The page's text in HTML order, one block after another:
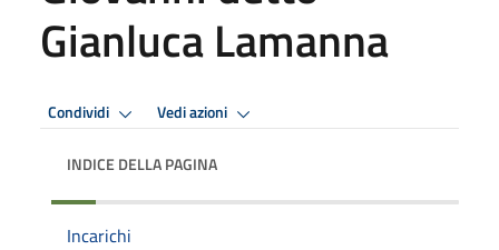
Gianluca Lamanna
Condividi Vedi azioni
INDICE DELLA PAGINA
Incarichi